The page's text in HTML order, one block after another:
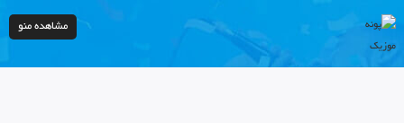
مشاهده منو